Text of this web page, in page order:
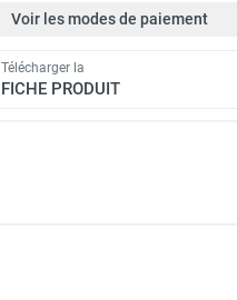
Voir les modes de paiement
Télécharger la
FICHE PRODUIT